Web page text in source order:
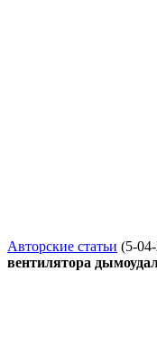
Авторские статьи (5-
вентилятора